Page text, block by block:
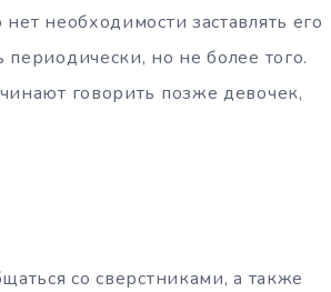
необходимости заставлять его
но не более того.
говорить позже девочек,
со сверстниками, а также